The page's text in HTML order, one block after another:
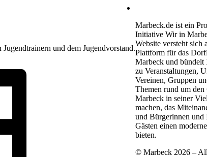
und dem Jugendvorstand.
Marbeck.de ist ein
Initiative Wir in
Website versteht sich
Plattform für das
Marbeck und bündelt
zu Veranstaltungen,
Vereinen, Gruppen
Themen rund um den
Marbeck in seiner
machen, das
und Bürgerinnen und
Gästen einen
bieten.
© Marbeck 2026 –